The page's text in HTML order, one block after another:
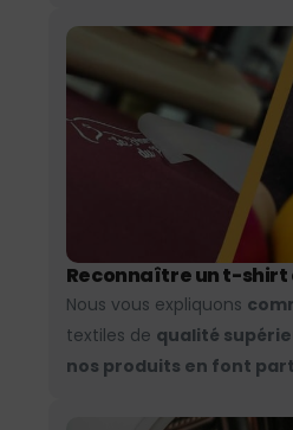
Reconnaître un t-shirt
Nous vous expliquons
textiles de qualité
nos produits en font